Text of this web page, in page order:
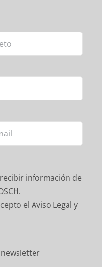
información de
el Aviso Legal y